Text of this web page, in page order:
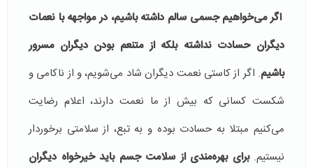
اگر می‌خواهیم جسمی سالم داشته باشیم، در مواجهه با نعمات
دیگران حسادت نداشته بلکه از متنعم بودن دیگران مسرور
باشیم. اگر از کاستی نعمت دیگران شاد می‌شویم، و از ناکامی و
شکست کسانی که بیش از ما نعمت دارند، اعلام رضایت
می‌کنیم مبتلا به حسادت بوده و به تبع، از سلامتی برخوردار
نیستیم.برای بهره‌مندی از سلامت جسم باید خیرخواه دیگران